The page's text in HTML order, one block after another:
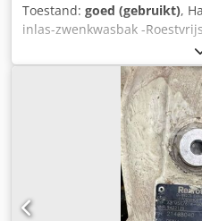
Toestand: goed (gebruikt),
inlas-zwenkwasbak -
Binnenafmetingen: 600 x
Randdikte: 18 mm -Aantal:
Aheb Uhngeaja -Gat onder
-Prijs: per stuk -Afmetingen: